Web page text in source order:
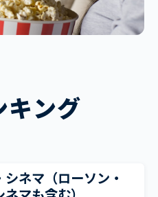
キング
ネマ（ローソン・